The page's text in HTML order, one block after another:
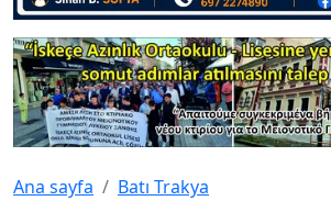
Ana sayfa Batı Trakya